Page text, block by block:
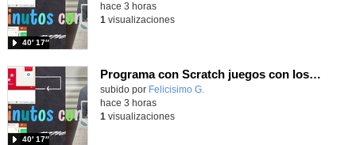
40′ 17″
hace 3 horas
1 visualizaciones
Programa con Scratch juegos con los partidos del mundial 2026 ganados por España
Contenido educativo.
subido por Felicisimo G.
40′ 17″
hace 3 horas
1 visualizaciones